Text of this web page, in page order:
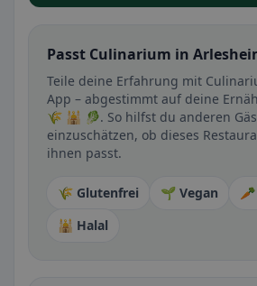
Passt Culinarium in
Teile deine Erfahrung mit
App – abgestimmt auf deine
🌾 🕌 🥬. So hilfst du anderen
einzuschätzen, ob dieses
ihnen passt.
🌾 Glutenfrei 🌱 Vegan
🕌 Halal